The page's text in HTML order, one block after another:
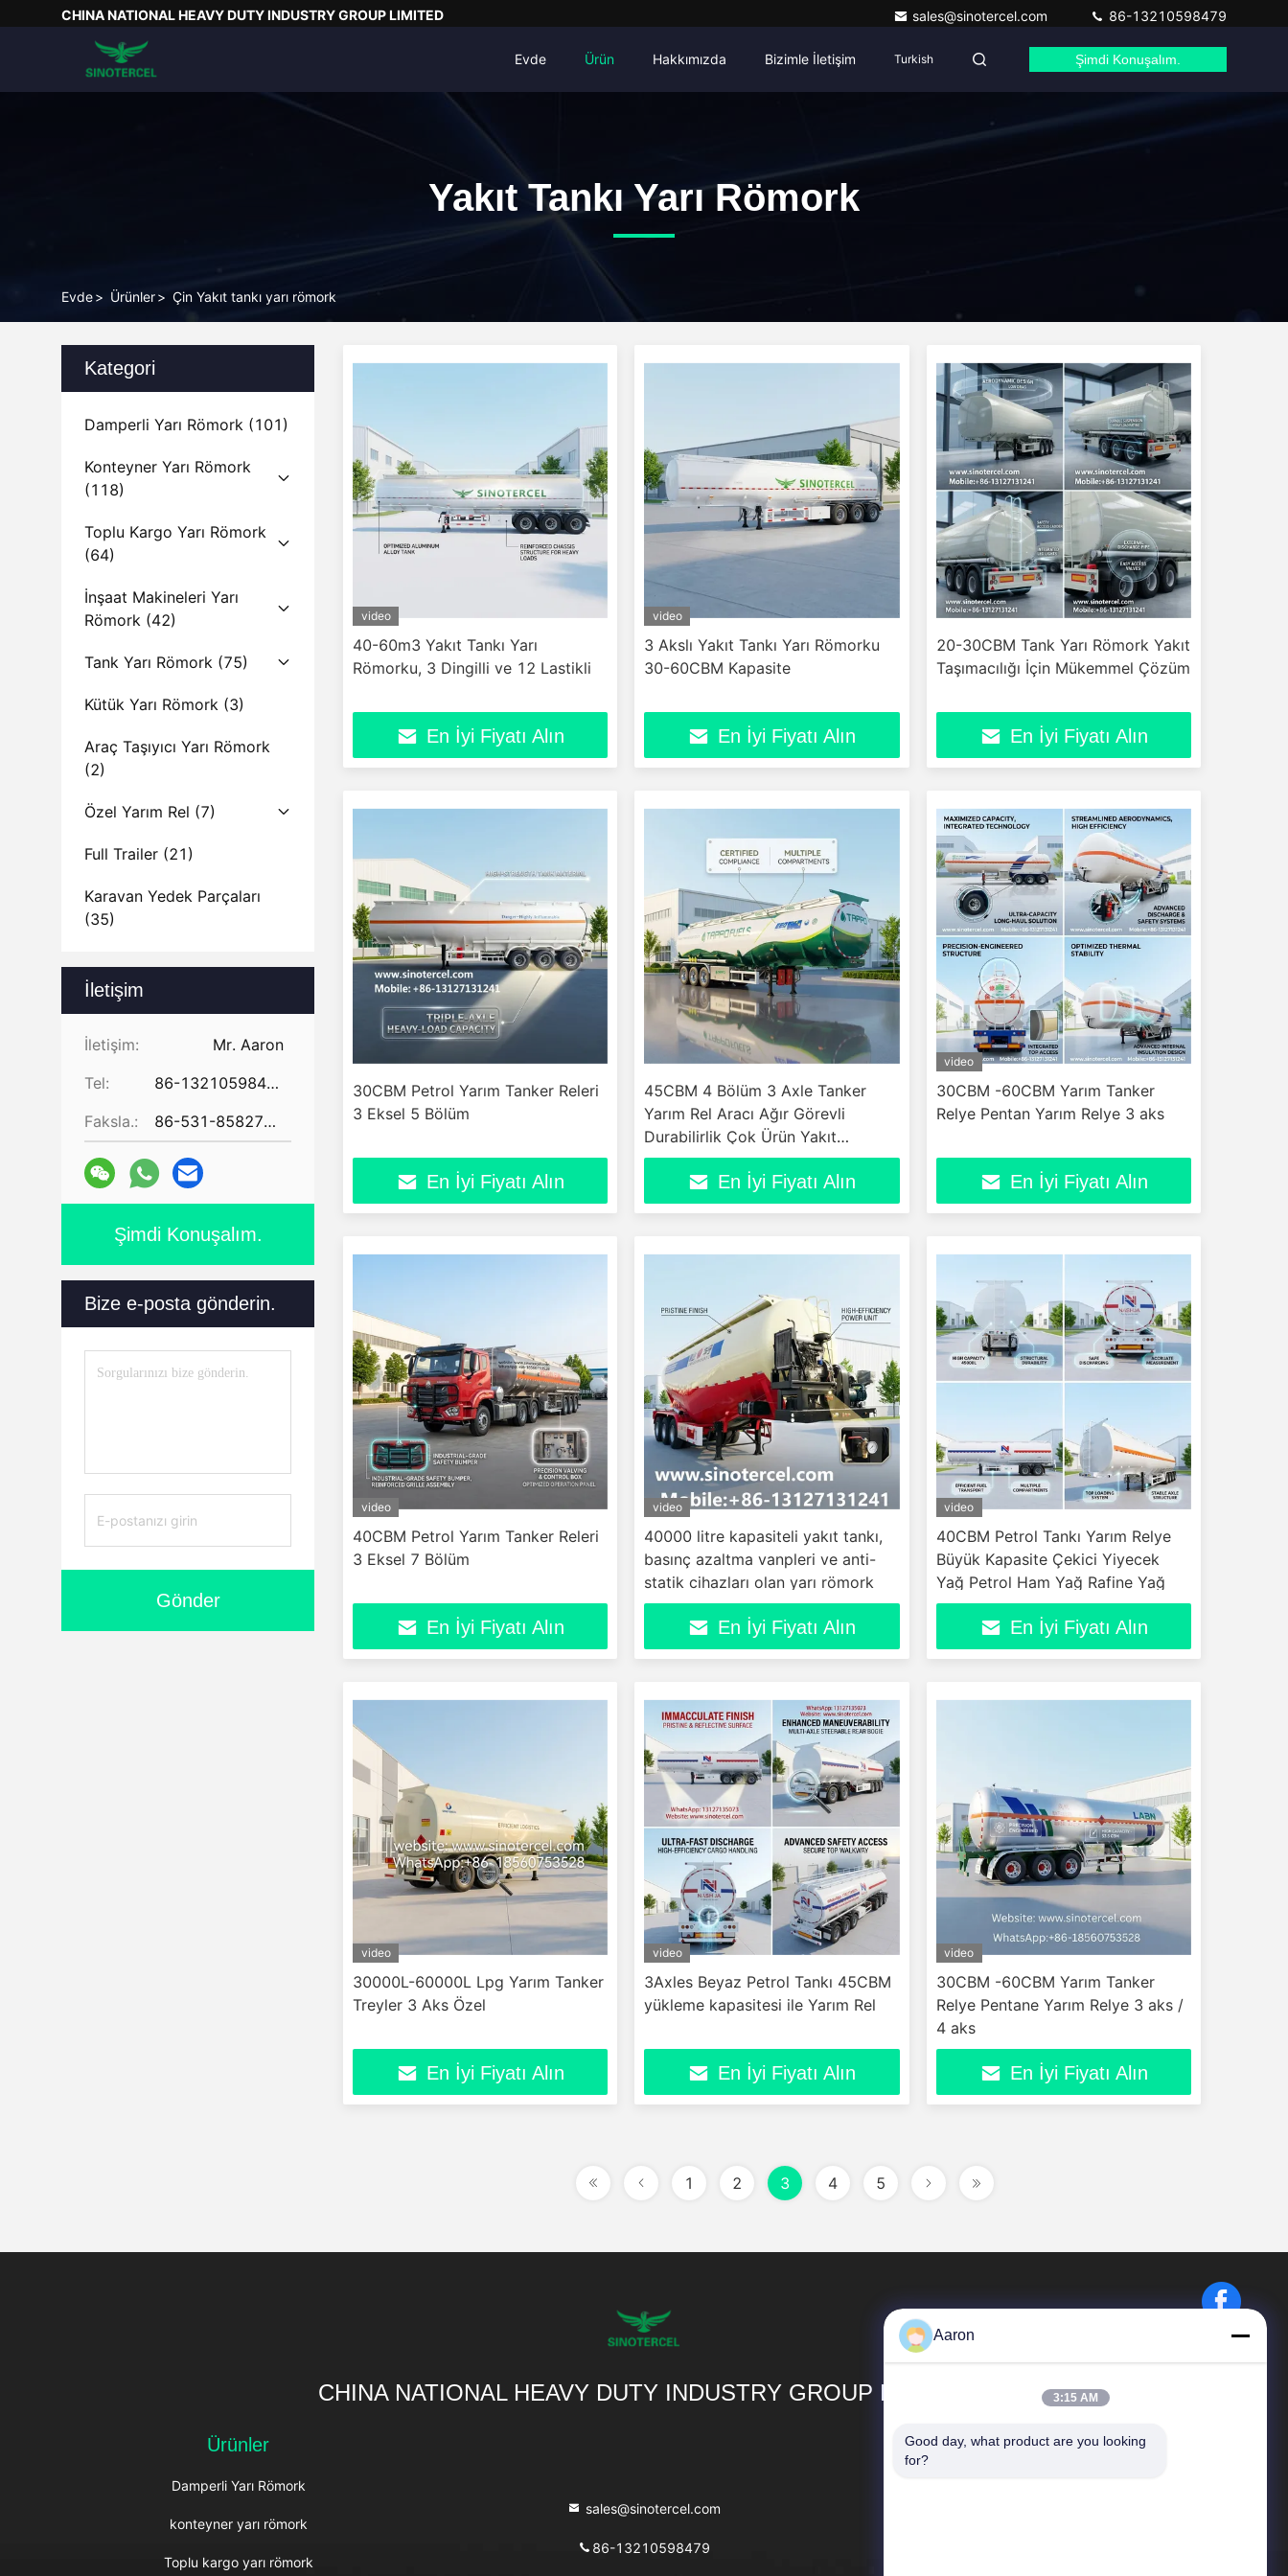
CHINA NATIONAL HEAVY DUTY INDUSTRY GROUP LIMITED sales@sinotercel.com 86-13210598479
Evde Ürün Hakkımızda Bizimle İletişim Turkish Şimdi Konuşalım.
Yakıt Tankı Yarı Römork
Evde> Ürünler> Çin Yakıt tankı yarı römork
Kategori
Damperli Yarı Römork (101)
Konteyner Yarı Römork
(118)
Toplu Kargo Yarı Römork
(64)
İnşaat Makineleri Yarı
Römork (42)
Tank Yarı Römork (75)
Kütük Yarı Römork (3)
Araç Taşıyıcı Yarı Römork
(2)
Özel Yarım Rel (7)
Full Trailer (21)
Karavan Yedek Parçaları
(35)
İletişim
İletişim:
Mr. Aaron
Tel:
86-13210598479
Faksla.:
86-531-85827672
Şimdi Konuşalım.
Bize e-posta gönderin.
Gönder
video
40-60m3 Yakıt Tankı Yarı
Römorku, 3 Dingilli ve 12 Lastikli
En İyi Fiyatı Alın
video
3 Akslı Yakıt Tankı Yarı Römorku
30-60CBM Kapasite
En İyi Fiyatı Alın
20-30CBM Tank Yarı Römork Yakıt
Taşımacılığı İçin Mükemmel Çözüm
En İyi Fiyatı Alın
30CBM Petrol Yarım Tanker Releri
3 Eksel 5 Bölüm
En İyi Fiyatı Alın
45CBM 4 Bölüm 3 Axle Tanker
Yarım Rel Aracı Ağır Görevli
Durabilirlik Çok Ürün Yakıt
Verimliliği
En İyi Fiyatı Alın
video
30CBM -60CBM Yarım Tanker
Relye Pentan Yarım Relye 3 aks
En İyi Fiyatı Alın
video
40CBM Petrol Yarım Tanker Releri
3 Eksel 7 Bölüm
En İyi Fiyatı Alın
video
40000 litre kapasiteli yakıt tankı,
basınç azaltma vanpleri ve anti-
statik cihazları olan yarı römork
En İyi Fiyatı Alın
video
40CBM Petrol Tankı Yarım Relye
Büyük Kapasite Çekici Yiyecek
Yağ Petrol Ham Yağ Rafine Yağ
En İyi Fiyatı Alın
video
30000L-60000L Lpg Yarım Tanker
Treyler 3 Aks Özel
En İyi Fiyatı Alın
video
3Axles Beyaz Petrol Tankı 45CBM
yükleme kapasitesi ile Yarım Rel
En İyi Fiyatı Alın
video
30CBM -60CBM Yarım Tanker
Relye Pentane Yarım Relye 3 aks /
4 aks
En İyi Fiyatı Alın
1 2 3 4 5
CHINA NATIONAL HEAVY DUTY INDUSTRY GROUP LIMITED
Ürünler
Damperli Yarı Römork
konteyner yarı römork
Toplu kargo yarı römork
sales@sinotercel.com
86-13210598479
Hızlı Bağlantılar
Aaron
3:15 AM
Good day, what product are you looking
for?